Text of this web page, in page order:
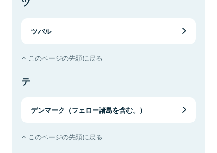
ツバル
このページの先頭に戻る
テ
デンマーク（フェロー諸島を含む。）
このページの先頭に戻る